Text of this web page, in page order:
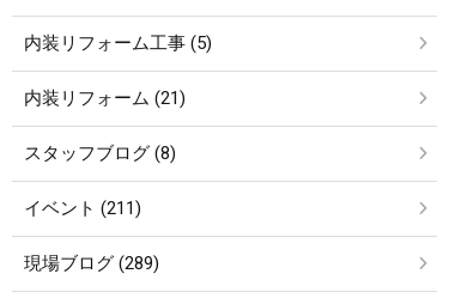
内装リフォーム工事 (5)
内装リフォーム (21)
スタッフブログ (8)
イベント (211)
現場ブログ (289)